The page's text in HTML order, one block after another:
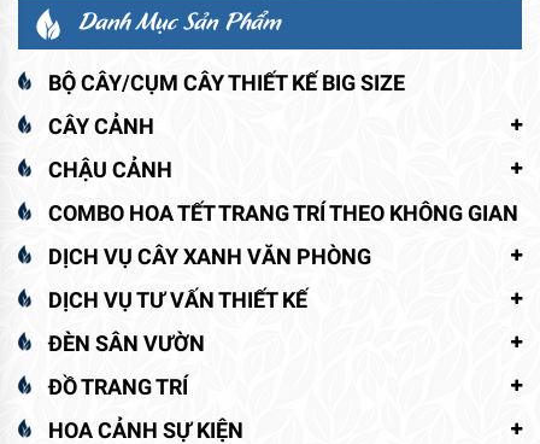
Danh Mục Sản Phẩm
BỘ CÂY/CỤM CÂY THIẾT KẾ BIG SIZE
CÂY CẢNH
CHẬU CẢNH
COMBO HOA TẾT TRANG TRÍ THEO KHÔNG GIAN
DỊCH VỤ CÂY XANH VĂN PHÒNG
DỊCH VỤ TƯ VẤN THIẾT KẾ
ĐÈN SÂN VƯỜN
ĐỒ TRANG TRÍ
HOA CẢNH SỰ KIỆN